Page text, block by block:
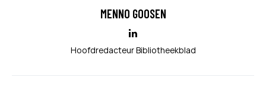
MENNO GOOSEN
Hoofdredacteur Bibliotheekblad